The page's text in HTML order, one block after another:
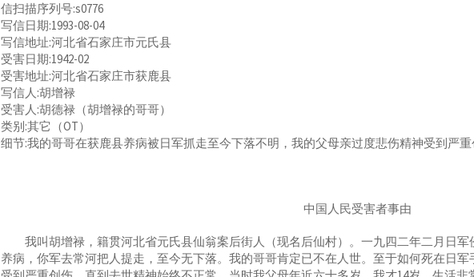
信扫描序列号:s0776
写信日期:1993-08-04
写信地址:河北省石家庄市元氏县
受害日期:1942-02
受害地址:河北省石家庄市获鹿县
写信人:胡增禄
受害人:胡德禄（胡增禄的哥哥）
类别:其它（OT）
细节:我的哥哥在获鹿县养病被日军抓走至今下落不明，我的父母亲过度悲伤精神受到严重
中国人民受害者事由
我叫胡增禄，籍贯河北省元氏县仙翁案后街人（现名后仙村）。一九四二年二月日军
养病，你军去常河把人提走，至今无下落。我的哥哥肯定已不在人世。至于如何死在日